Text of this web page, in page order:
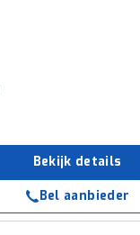
Bekijk details
Bel aanbieder